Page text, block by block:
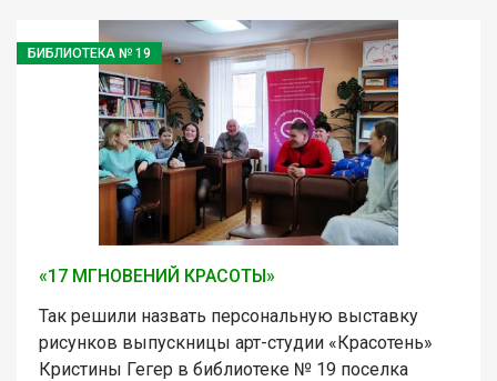
БИБЛИОТЕКА № 19
«17 МГНОВЕНИЙ КРАСОТЫ»
Так решили назвать персональную выставку
рисунков выпускницы арт-студии «Красотень»
Кристины Гегер в библиотеке № 19 поселка